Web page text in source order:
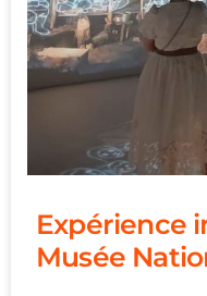
Expérience
Musée